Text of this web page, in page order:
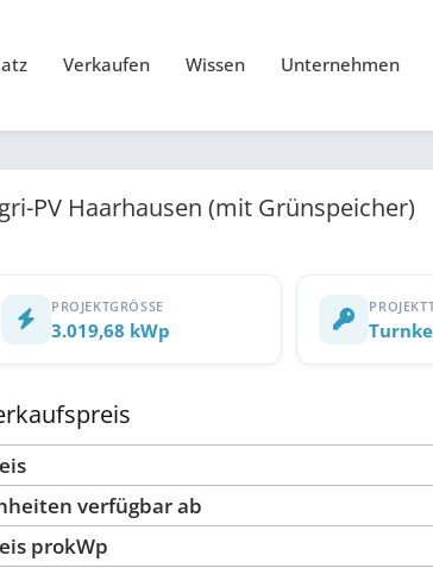
Verkaufen Wissen Unternehmen
PV Haarhausen (mit Grünspeicher)
PROJEKTGRÖSSE
3.019,68 kWp
verfügbar ab
prokWp